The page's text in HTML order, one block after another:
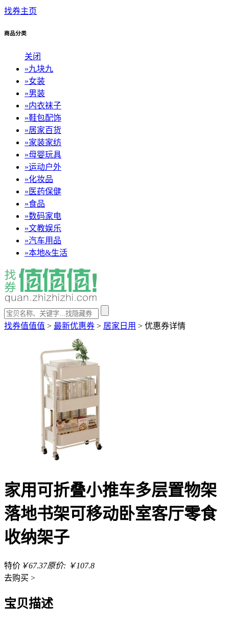
找券主页
商品分类
关闭
»九块九
»女装
»男装
»内衣袜子
»鞋包配饰
»居家百货
»家装家纺
»母婴玩具
»运动户外
»化妆品
» 医药保健
»食品
»数码家电
»文教娱乐
»汽车用品
»本地&生活
找券值值值 > 最新优惠券 > 居家日用 > 优惠券详情
家用可折叠小推车多层置物架
落地书架可移动卧室客厅零食
收纳架子
特价 ￥67.37原价: ￥107.8
去购买 >
宝贝描述